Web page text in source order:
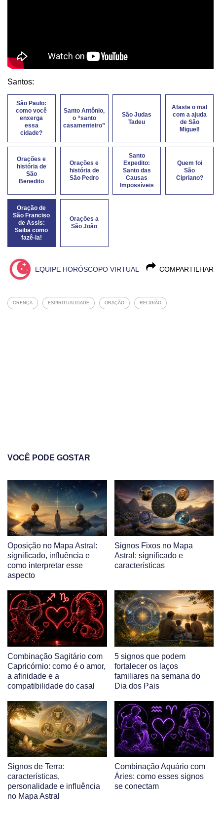
Santos:
São Paulo:
como você
enxerga
essa
cidade?
Santo Antônio,
o “santo
casamenteiro”
São Judas
Tadeu
Afaste o mal
com a ajuda
de São
Miguel!
Orações e
história de
São
Benedito
Orações e
história de
São Pedro
Santo
Expedito:
Santo das
Causas
Impossíveis
Quem foi
São
Cipriano?
Oração de
São Franciso
de Assis:
Saiba como
fazê-la!
Orações a
São João
COMPARTILHAR
EQUIPE HORÓSCOPO VIRTUAL
CRENÇA ESPIRITUALIDADE ORAÇÃO RELIGIÃO
VOCÊ PODE GOSTAR
Oposição no Mapa Astral:
significado, influência e
como interpretar esse
aspecto
Signos Fixos no Mapa
Astral: significado e
características
Combinação Sagitário com
Capricórnio: como é o amor,
a afinidade e a
compatibilidade do casal
5 signos que podem
fortalecer os laços
familiares na semana do
Dia dos Pais
Signos de Terra:
características,
personalidade e influência
no Mapa Astral
Combinação Aquário com
Áries: como esses signos
se conectam